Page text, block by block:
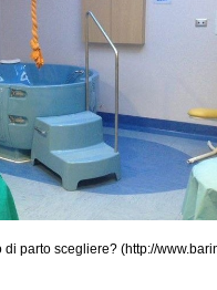
di parto scegliere? (http://